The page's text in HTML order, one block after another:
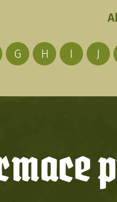
G H I J